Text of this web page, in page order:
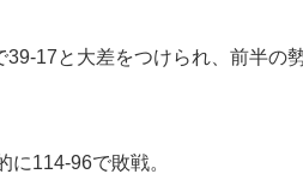
17と大差をつけられ、前半の
に114-96で敗戦。